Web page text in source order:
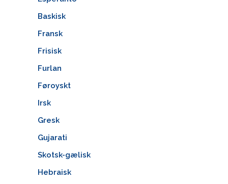
Baskisk
Fransk
Frisisk
Furlan
Føroyskt
Irsk
Gresk
Gujarati
Skotsk-gælisk
Hebraisk